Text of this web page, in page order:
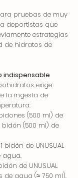
pruebas de muy
deportistas que
estrategias
de hidratos de
indispensable
exige
la ingesta de
(500 ml) de
1 bidón (500 ml) de
bidón de UNUSUAL
agua.
de UNUSUAL
de agua (≈ 750 ml).